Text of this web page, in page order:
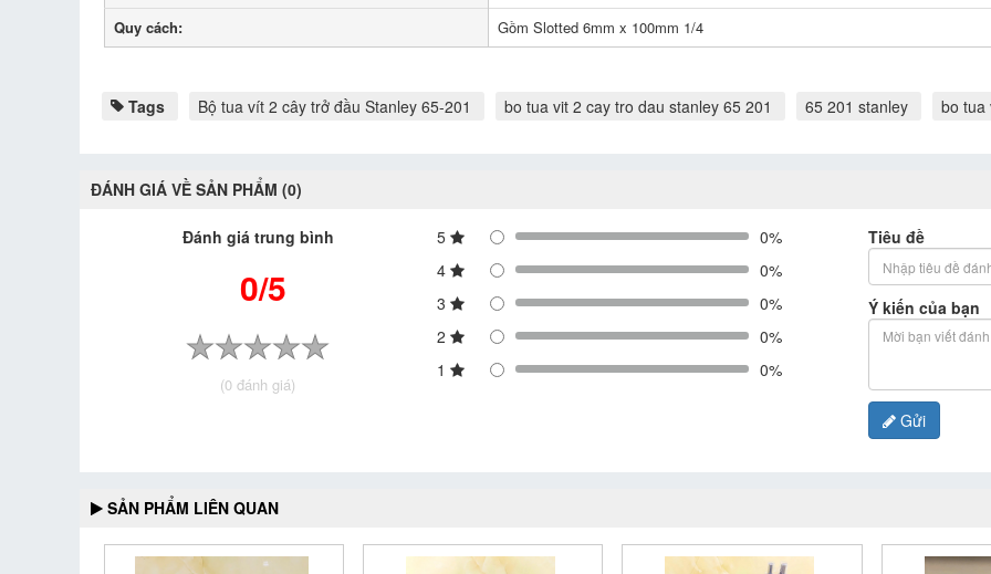
Quy cách:
Gồm Slotted 6mm x 100mm 1/4
Tags Bộ tua vít 2 cây trở đầu Stanley 65-201 bo tua vit 2 cay tro dau stanley 65 201 65 201 stanley bo tua
ĐÁNH GIÁ VỀ SẢN PHẨM (0)
Đánh giá trung bình
0/5
(0 đánh giá)
5
0%
4
0%
3
0%
2
0%
1
0%
Tiêu đề
Ý kiến của bạn
Gửi
SẢN PHẨM LIÊN QUAN